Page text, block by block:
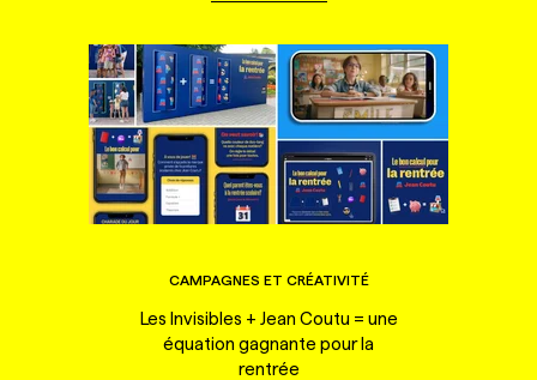
CAMPAGNES ET CRÉATIVITÉ
Les Invisibles + Jean Coutu = une
équation gagnante pour la
rentrée